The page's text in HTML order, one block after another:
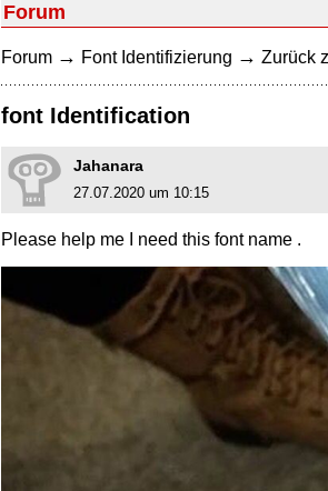
Forum
Forum → Font Identifizierung → Zurück
font Identification
Jahanara
27.07.2020 um 10:15
Please help me I need this font name .